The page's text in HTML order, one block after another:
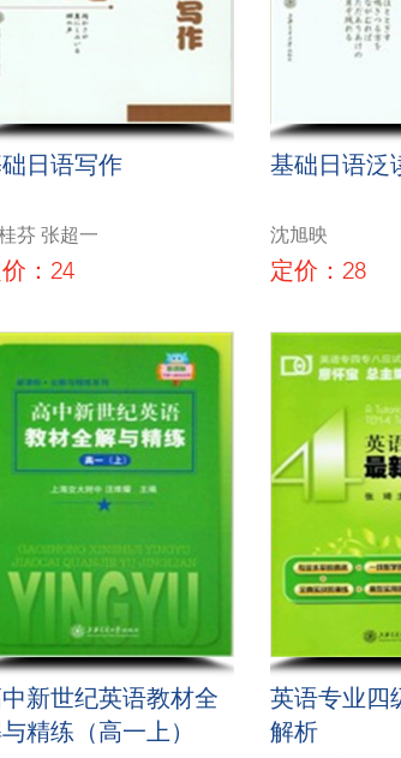
日语写作
芬 张超一
：24
基础日语泛
沈旭映
定价：28
新世纪英语教材全
精练（高一上）
英语专业四
解析